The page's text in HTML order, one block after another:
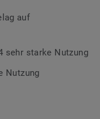
, unseren
auf
sehr starke Nutzung
Nutzung